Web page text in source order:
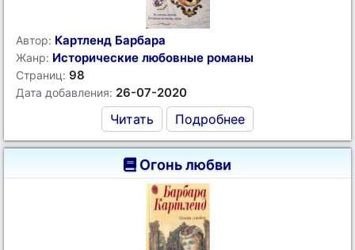
Автор: Картленд Барбара
Жанр: Исторические любовные романы
Страниц: 98
Дата добавления: 26-07-2020
Читать Подробнее
Огонь любви